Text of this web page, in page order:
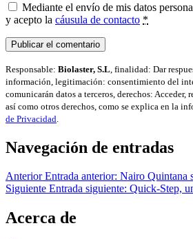
Mediante el envío de mis datos
y acepto la cáusula de contacto *
Responsable: Biolaster, S.L , finalidad: Dar
información, legitimación: consentimiento del
comunicarán datos a terceros, derechos: Acceder,
así como otros derechos, como se explica en la
de Privacidad
Navegación de entradas
Anterior Entrada anterior: Nairo Quintana
Siguiente Entrada siguiente: Quick-Step,
Acerca de